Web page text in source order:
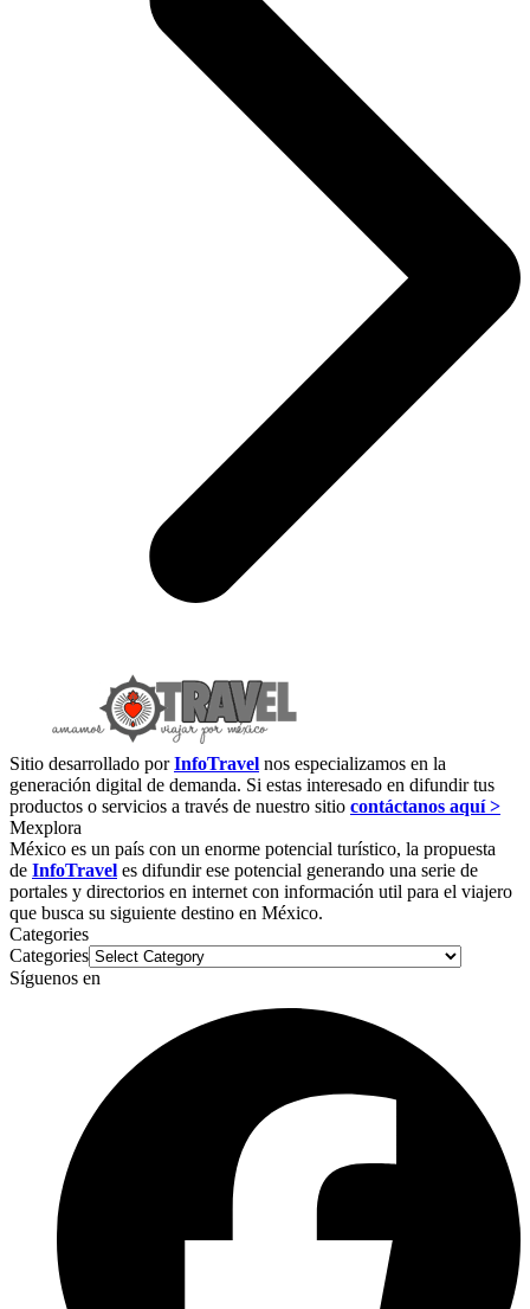
Sitio desarrollado porInfoTravel nos especializamos en la
generación digital de demanda. Si estas interesado en difundir tus
productos o servicios a través de nuestro sitio contáctanos aquí >
Mexplora
México es un país con un enorme potencial turístico, la propuesta
de InfoTravel es difundir ese potencial generando una serie de
portales y directorios en internet con información util para el viajero
que busca su siguiente destino en México.
Categories
Categories
Síguenos en